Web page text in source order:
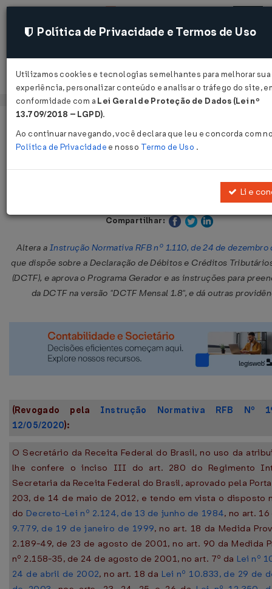
Acessar
07/07/2014
Publicado no DOU em 8 jul 2014
Compartilhar:
Altera aInstrução Normativa RFB nº 1.110, de 24 de dezembro
que dispõe sobre a Declaração de Débitos e Créditos
(DCTF), e aprova o Programa Gerador e as instruções para
da DCTF na versão "DCTF Mensal 1.8", e dá outras
(Revogado pela Instrução Normativa RFB Nº
12/05/2020):
O Secretário da Receita Federal do Brasil, no uso da
lhe confere o inciso III do art. 280 do Regimento
Secretaria da Receita Federal do Brasil, aprovado pela
203, de 14 de maio de 2012, e tendo em vista o disposto
do Decreto-Lei nº 2.124, de 13 de junho de 1984, no art.
9.779, de 19 de janeiro de 1999, no art. 18 da Medida
2.189-49, de 23 de agosto de 2001, no art. 90 da Medida
nº 2.158-35, de 24 de agosto de 2001, no art. 7º da Lei nº
24 de abril de 2002, no art. 18 da Lei nº 10.833, de 29 de
Política de Privacidade e Termos de Uso
Utilizamos cookies e tecnologias semelhantes para melhorar sua
experiência, personalizar conteúdo e analisar o tráfego do site,
conformidade com a Lei Geral de Proteção de Dados (Lei nº
13.709/2018 – LGPD).
Ao continuar navegando, você declara que leu e concorda com
Política de Privacidade e nosso Termo de Uso .
Li e